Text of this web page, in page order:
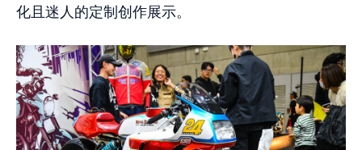
化且迷人的定制创作展示。